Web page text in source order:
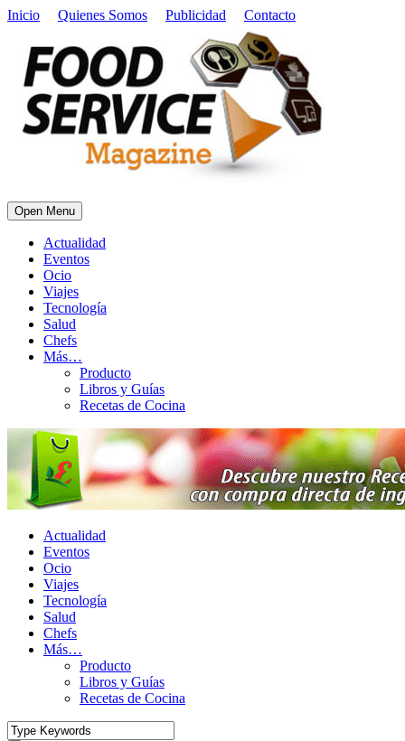
Inicio Quienes Somos Publicidad Contacto
Open Menu
Actualidad
Eventos
Ocio
Viajes
Tecnología
Salud
Chefs
Más…
Producto
Libros y Guías
Recetas de Cocina
Actualidad
Eventos
Ocio
Viajes
Tecnología
Salud
Chefs
Más…
Producto
Libros y Guías
Recetas de Cocina